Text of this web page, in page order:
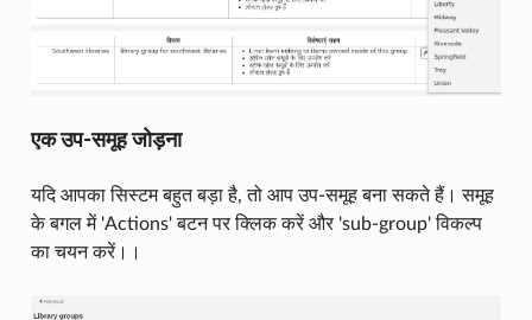
एक उप-समूह जोड़ना
यदि आपका सिस्टम बहुत बड़ा है, तो आप उप-समूह बना सकते हैं। समूह
के बगल में 'Actions' बटन पर क्लिक करें और 'sub-group' विकल्प
का चयन करें।।